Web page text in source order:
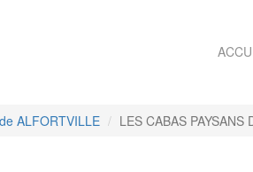
ALFORTVILLE LES CABAS PAYSANS